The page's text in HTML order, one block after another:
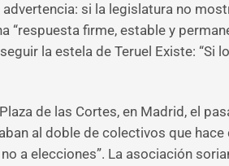
si la legislatura no
“respuesta firme, estable y
la estela de Teruel Existe: “Si
de las Cortes, en Madrid, el
al doble de colectivos que
a elecciones”. La asociación